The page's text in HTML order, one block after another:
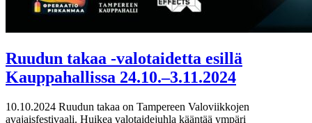
Ruudun takaa -valotaidetta esillä
Kauppahallissa 24.10.–3.11.2024
10.10.2024 Ruudun takaa on Tampereen Valoviikkojen
avajaisfestivaali. Huikea valotaidejuhla kääntää ympäri